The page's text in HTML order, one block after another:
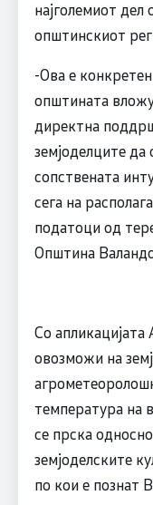
најголемиот
општинскиот
-Ова е
општината
директна
земјоделците
сопствената
сега на
податоци од
Општина
Со
овозможи на
температура на
се прска
земјоделските
по кои е познат